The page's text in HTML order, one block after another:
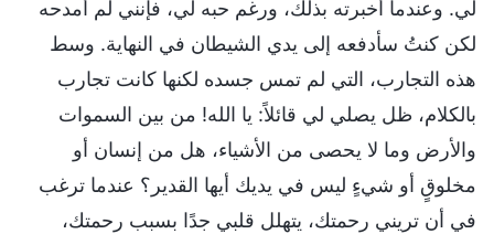
لي. وعندما أخبرته بذلك، ورغم حبه لي، فإنني لم أمدحه
لكن كنتُ سأدفعه إلى يدي الشيطان في النهاية. وسط
هذه التجارب، التي لم تمس جسده لكنها كانت تجارب
بالكلام، ظل يصلي لي قائلاً: يا الله! من بين السموات
والأرض وما لا يحصى من الأشياء، هل من إنسان أو
مخلوقٍ أو شيءٍ ليس في يديك أيها القدير؟ عندما ترغب
في أن تريني رحمتك، يتهلل قلبي جدًا بسبب رحمتك،